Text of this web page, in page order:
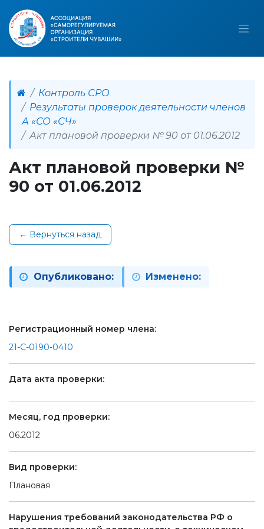
Контроль СРО
Результаты проверок деятельности членов
А «СО «СЧ»
Акт плановой проверки № 90 от 01.06.2012
Акт плановой проверки №
90 от 01.06.2012
← Вернуться назад
Опубликовано: Изменено:
Регистрационный номер члена:
21-С-0190-0410
Дата акта проверки:
Месяц, год проверки:
06.2012
Вид проверки:
Плановая
Нарушения требований законодательства РФ о